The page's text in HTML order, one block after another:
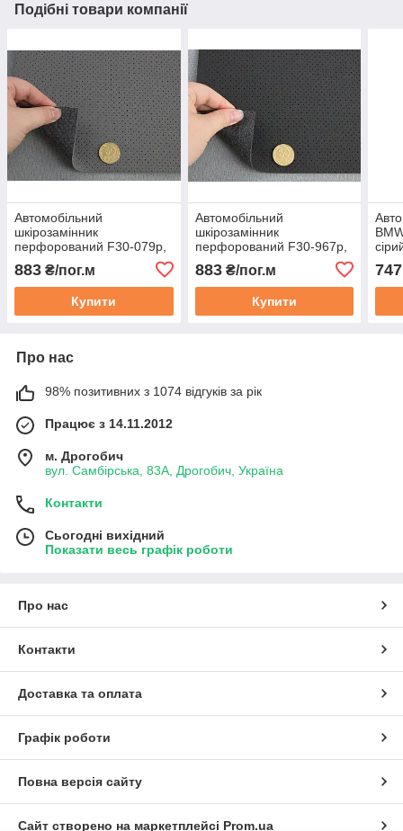
Подібні товари компанії
Автомобільний
шкірозамінник
перфорований F30-079p,
колір сірий, на тканинній
основі, шир. 140см,
Туреччина
883 ₴/пог.м
Купити
Автомобільний
шкірозамінник
перфорований F30-967p,
колір чорний, на тканинній
основі, шир. 140см,
Туреччина
883₴/пог.м
Купити
747
Про нас
98% позитивних з 1074 відгуків за рік
Працює з 14.11.2012
м. Дрогобич
вул. Самбірська, 83А, Дрогобич, Україна
Контакти
Сьогодні вихідний
Показати весь графік роботи
Про нас
Контакти
Доставка та оплата
Графік роботи
Повна версія сайту
Сайт створено на маркетплейсі Prom.ua